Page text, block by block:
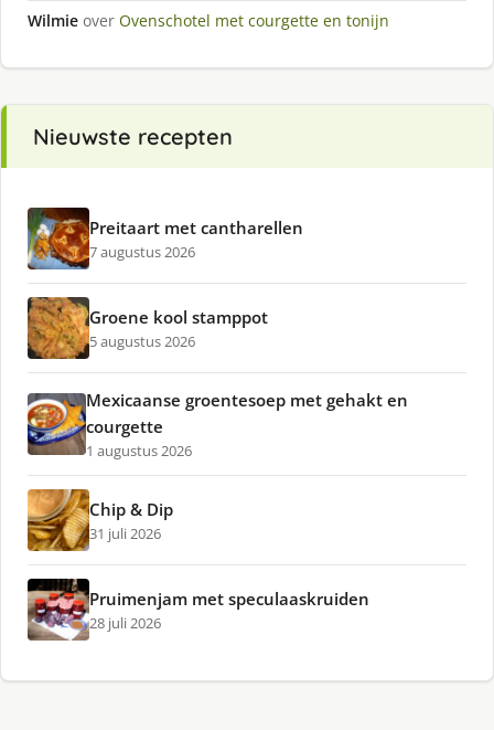
Wilmie over Ovenschotel met courgette en tonijn
Nieuwste recepten
Preitaart met cantharellen
7 augustus 2026
Groene kool stamppot
5 augustus 2026
Mexicaanse groentesoep met gehakt en
courgette
1 augustus 2026
Chip & Dip
31 juli 2026
Pruimenjam met speculaaskruiden
28 juli 2026